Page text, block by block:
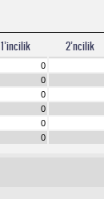
1’incilik 2’ncilik
0
0
0
0
0
0